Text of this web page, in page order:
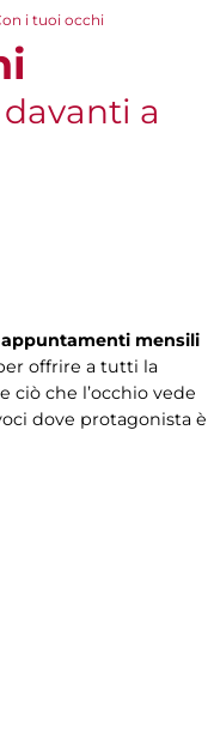
i tuoi occhi
a
appuntamenti mensili
offrire a tutti la
ciò che l’occhio vede
dove protagonista è